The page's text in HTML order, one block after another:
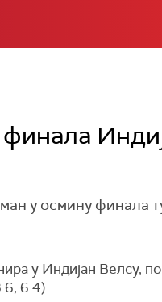
у осмину финала
у Индијан Велсу,
6:4).